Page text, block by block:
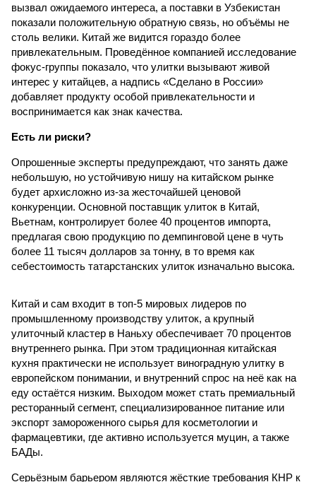
вызвал ожидаемого интереса, а поставки в Узбекистан
показали положительную обратную связь, но объёмы не
столь велики. Китай же видится гораздо более
привлекательным. Проведённое компанией исследование
фокус-группы показало, что улитки вызывают живой
интерес у китайцев, а надпись «Сделано в России»
добавляет продукту особой привлекательности и
воспринимается как знак качества.
Есть ли риски?
Опрошенные эксперты предупреждают, что занять даже
небольшую, но устойчивую нишу на китайском рынке
будет архисложно из-за жесточайшей ценовой
конкуренции. Основной поставщик улиток в Китай,
Вьетнам, контролирует более 40 процентов импорта,
предлагая свою продукцию по демпинговой цене в чуть
более 11 тысяч долларов за тонну, в то время как
себестоимость татарстанских улиток изначально высока.
Китай и сам входит в топ-5 мировых лидеров по
промышленному производству улиток, а крупный
улиточный кластер в Наньху обеспечивает 70 процентов
внутреннего рынка. При этом традиционная китайская
кухня практически не использует виноградную улитку в
европейском понимании, и внутренний спрос на неё как на
еду остаётся низким. Выходом может стать премиальный
ресторанный сегмент, специализированное питание или
экспорт замороженного сырья для косметологии и
фармацевтики, где активно используется муцин, а также
БАДы.
Серьёзным барьером являются жёсткие требования КНР к